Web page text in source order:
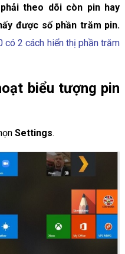
theo dõi còn pin hay
được số phần trăm pin.
có 2 cách hiển thị phần trăm
biểu tượng pin
Settings.